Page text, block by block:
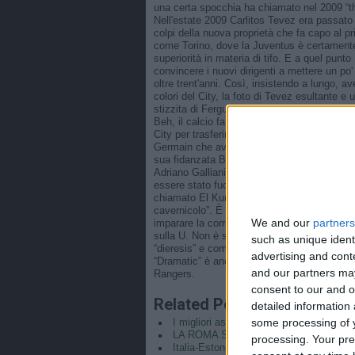
We and our partners
such as unique
advertising and
and our partners
consent to our and
detailed information
some processing of
processing. Your
una certa spocchia ha chiamato nel 2009
Nell'estate 2009 Carlitos Tevez era
colpi della nuova proprietà che fa capo al
come Torino, dove la Juventus è
superiorità in materia di tifo. E a quel
convincere i nuovi dirigenti a mettere un
oltre trent'anni. Così, insistendo a lungo,
colori del City, la foto di Tevez esultante e
stizzita di Ferguson dimostrò che Pullan
Beh, il calcio fa giri molto strani, se è vero
City per trasferirsi al Milan: l'operazione
Germain che avrebbe lasciato spazio a
sua fidanzata Barbara Berlusconi, che
Adriano Galliani che aveva visto andare in
essere stato fuori rosa fino a primavera,
chiamato El Kun fin da bambino per la
cavernicolo”. È arrivato nell'estate 2011
imparare la corretta pronuncia del
sulla U. Non è soltanto un segno fonetico
“dieresis” e compaiono anche su alcuni
“Dramatic” è anche la corsa per non
Rangers.
Related Posts
I migliori assist della stagione 2015/16
LA ROMA SAREBBE CAMPIONE
Italia-Estonia 4-0: le parole degli Azzurri